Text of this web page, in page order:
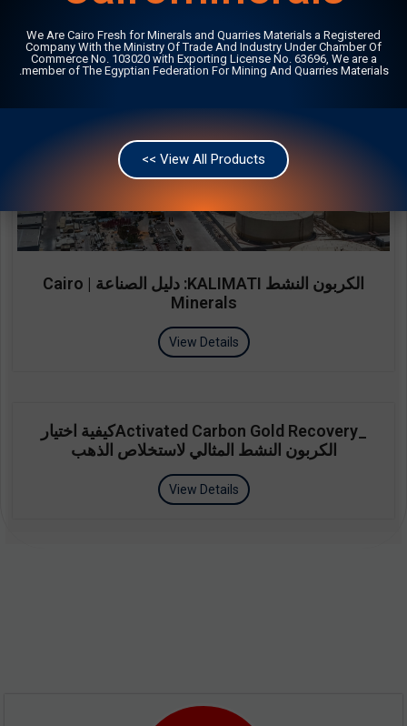
الكربون النشط KALIMATI: دليل الصناعة | Cairo
Minerals
View Details
_Activated Carbon Gold Recoveryكيفية اختيار
الكربون النشط المثالي لاستخلاص الذهب
View Details
We Are Cairo Fresh for Minerals and Quarries Materials a Registered
Company With the Ministry Of Trade And Industry Under Chamber Of
Commerce No. 103020 with Exporting License No. 63696, We are a
member of The Egyptian Federation For Mining And Quarries Materials.
View All Products >>